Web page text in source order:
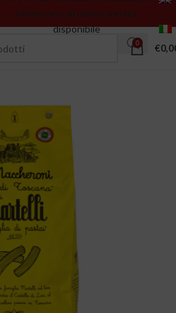
riferiscono all’ultima annata
disponibile
0 €